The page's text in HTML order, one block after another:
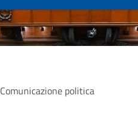
Comunicazione politica